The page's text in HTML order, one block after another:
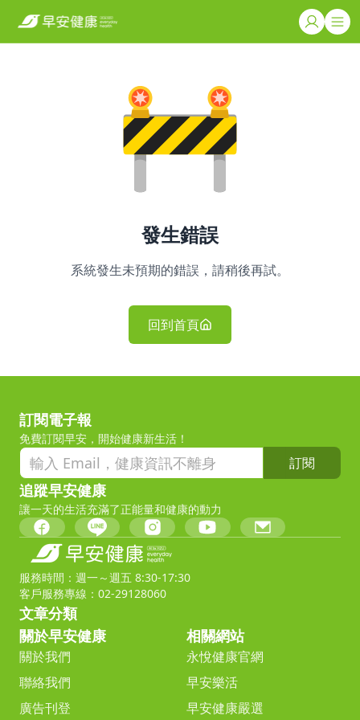
發生錯誤
系統發生未預期的錯誤，請稍後再試。
回到首頁
訂閱電子報
免費訂閱早安，開始健康新生活！
訂閱
追蹤早安健康
讓一天的生活充滿了正能量和健康的動力
服務時間：週一～週五 8:30-17:30
客戶服務專線：02-29128060
文章分類
關於早安健康
關於我們
聯絡我們
廣告刊登
相關網站
永悅健康官網
早安樂活
早安健康嚴選